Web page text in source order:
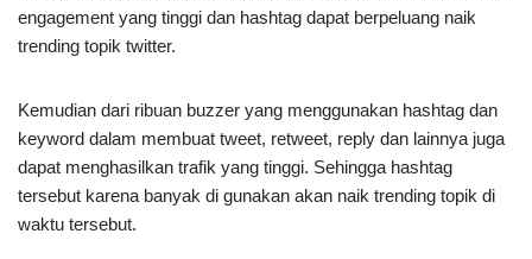
engagement yang tinggi dan hashtag dapat berpeluang naik
trending topik twitter.
Kemudian dari ribuan buzzer yang menggunakan hashtag dan
keyword dalam membuat tweet, retweet, reply dan lainnya juga
dapat menghasilkan trafik yang tinggi. Sehingga hashtag
tersebut karena banyak di gunakan akan naik trending topik di
waktu tersebut.